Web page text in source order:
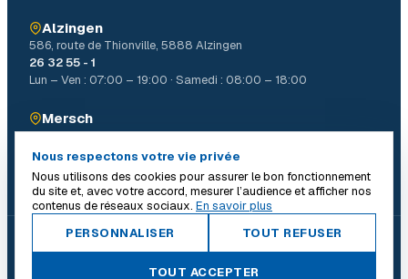
Alzingen
586, route de Thionville, 5888 Alzingen
26 32 55 - 1
Lun – Ven : 07:00 – 19:00 · Samedi : 08:00 – 18:00
Mersch
4, Allée John W. Léonard Mierscherbierg, 7526 Mersch
26 32 31 - 1
Lun – Ven : 07:00 – 19:00 · Samedi : 08:00 – 18:00
© 2026 Batiself. Tous droits réservés.
Mentions légalesPolitique de confidentialité
Nous respectons votre vie privée
Nous utilisons des cookies pour assurer le bon fonctionnement
du site et, avec votre accord, mesurer l’audience et afficher nos
contenus de réseaux sociaux. En savoir plus
PERSONNALISER
TOUT REFUSER
TOUT ACCEPTER